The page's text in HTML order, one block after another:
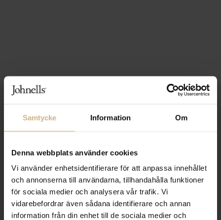
Samtycke Information Om
Denna webbplats använder cookies
Vi använder enhetsidentifierare för att anpassa innehållet
och annonserna till användarna, tillhandahålla funktioner
för sociala medier och analysera vår trafik. Vi
vidarebefordrar även sådana identifierare och annan
information från din enhet till de sociala medier och
FRI FRAKT FRÅN 999 KR
Håll dig uppdaterad
PRENUMERERA PÅ VÅRT NYHETSBREV